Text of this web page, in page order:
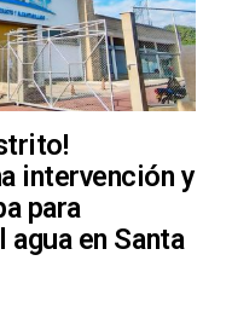
intervención y
para
en Santa